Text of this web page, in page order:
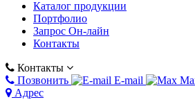
Каталог продукции
Портфолио
Запрос Он-лайн
Контакты
Контакты
Позвонить
E-mail
Адрес